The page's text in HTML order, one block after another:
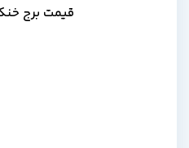
قیمت برج